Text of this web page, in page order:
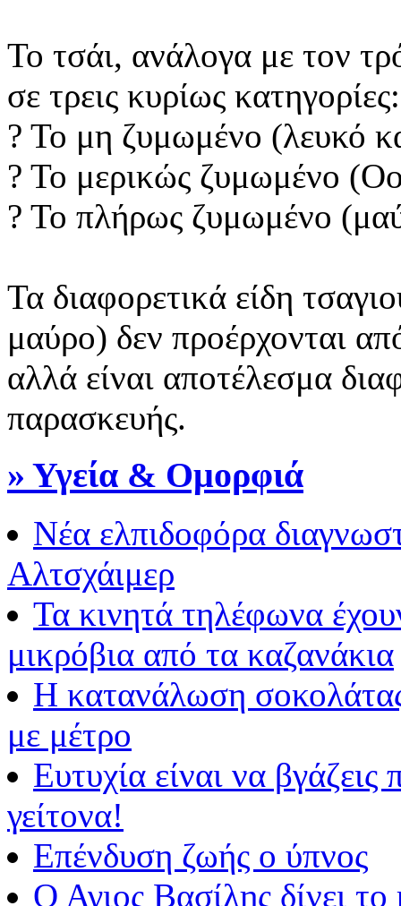
Το τσάι, ανάλογα με τον
σε τρεις κυρίως κατηγορίες:
? Το μη ζυμωμένο (λευκό
? Το μερικώς ζυμωμένο
? Το πλήρως ζυμωμένο
Τα διαφορετικά είδη
μαύρο) δεν προέρχονται
αλλά είναι αποτέλεσμα
παρασκευής.
» Υγεία & Ομορφιά
Νέα ελπιδοφόρα
Αλτσχάιμερ
Τα κινητά τηλέφωνα
μικρόβια από τα καζανάκια
Η κατανάλωση
με μέτρο
Ευτυχία είναι να
γείτονα!
Επένδυση ζωής ο ύπνος
Ο Αγιος Βασίλης δίνει